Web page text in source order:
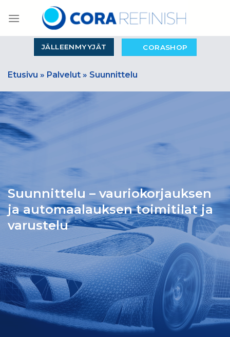
JÄLLEENMYYJÄT CORASHOP
Etusivu » Palvelut » Suunnittelu
Suunnittelu – vauriokorjauksen
ja automaalauksen toimitilat ja
varustelu